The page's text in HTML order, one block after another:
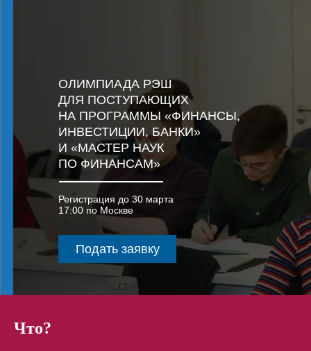
ОЛИМПИАДА РЭШ
ДЛЯ ПОСТУПАЮЩИХ
НА ПРОГРАММЫ «ФИНАНСЫ,
ИНВЕСТИЦИИ, БАНКИ»
И «МАСТЕР НАУК
ПО ФИНАНСАМ»
Регистрация до 30 марта
17:00 по Москве
Подать заявку
Что?